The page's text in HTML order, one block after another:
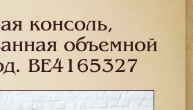
консоль,
объемной
BE4165327